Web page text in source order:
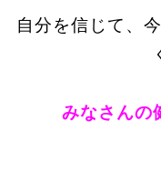
自分を信じて、
みなさんの